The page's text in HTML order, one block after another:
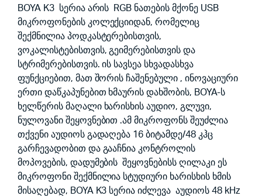
was:
330.00₾.
is:
300.00₾.
BOYA K3 სერია არის RGB ნათების მქონე USB
მიკროფონების კოლექციიდან, რომელიც
შექმნილია პოდკასტერებისთვის,
ვოკალისტებისთვის, გეიმერებისთვის და
სტრიმერებისთვის. ის სავსეა სხვადასხვა
ფუნქციებით, მათ შორის ჩაშენებული , ინოვაციური
ერთი დაწკაპუნებით ხმაურის დახშობის, BOYA-ს
ხელწერის მაღალი ხარისხის აუდიო, გლუვი,
ნულოვანი შეყოვნებით .ამ მიკროფონს შეუძლია
თქვენი აუდიოს გადაღება 16 ბიტამდე/48 კჰც
გარჩევადობით და გააჩნია კონტროლის
მოპოვების, დადუმების შეყოვნებისს ღილაკი ეს
მიკროფონი შექმნილია სტუდიური ხარისხის ხმის
მისაღებად, BOYA K3 სერია იძლევა აუდიოს 48 kHz